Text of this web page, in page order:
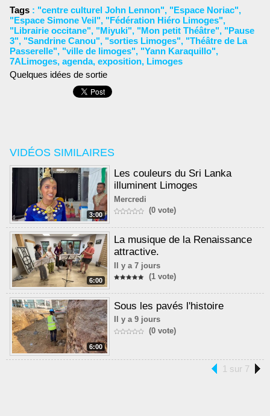
VIDÉOS SIMILAIRES
3:00
Les couleurs du Sri Lanka
illuminent Limoges
Mercredi
(0 vote)
6:00
La musique de la Renaissance
attractive.
Il y a 7 jours
(1 vote)
6:00
Sous les pavés l'histoire
Il y a 9 jours
(0 vote)
1 sur 7
Tags : "centre culturel John Lennon", "Espace Noriac",
"Espace Simone Veil", "Fédération Hiéro Limoges",
"Librairie occitane", "Miyuki", "Mon petit Théâtre", "Pause
3", "Sandrine Canou", "sorties Limoges", "Théâtre de La
Passerelle", "ville de limoges", "Yann Karaquillo",
7ALimoges, agenda, exposition, Limoges
Quelques idées de sortie